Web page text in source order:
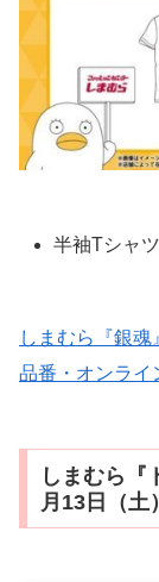
半袖Tシャ
しまむら『銀魂
品番・オンライ
しまむら
月13日（土）